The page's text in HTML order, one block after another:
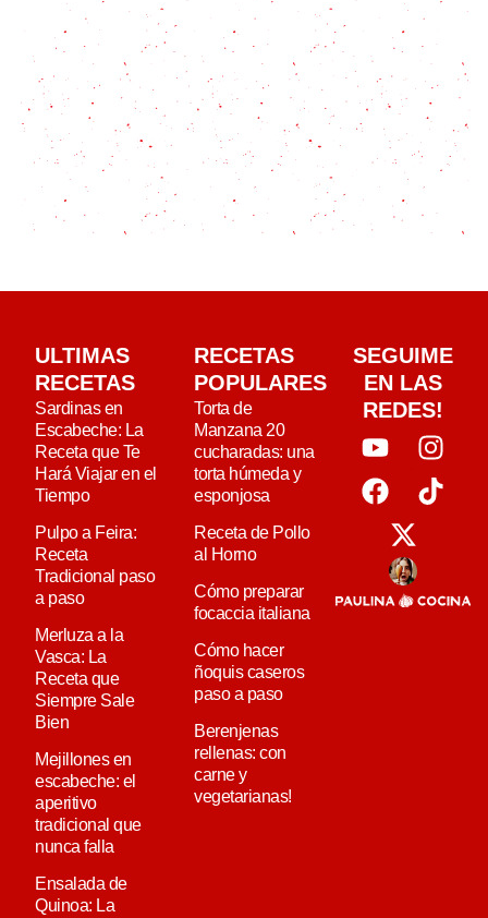
ULTIMAS
RECETAS
Sardinas en
Escabeche: La
Receta que Te
Hará Viajar en el
Tiempo
Pulpo a Feira:
Receta
Tradicional paso
a paso
Merluza a la
Vasca: La
Receta que
Siempre Sale
Bien
Mejillones en
escabeche: el
aperitivo
tradicional que
nunca falla
Ensalada de
Quinoa: La
RECETAS
POPULARES
Torta de
Manzana 20
cucharadas: una
torta húmeda y
esponjosa
Receta de Pollo
al Horno
Cómo preparar
focaccia italiana
Cómo hacer
ñoquis caseros
paso a paso
Berenjenas
rellenas: con
carne y
vegetarianas!
SEGUIME
EN LAS
REDES!